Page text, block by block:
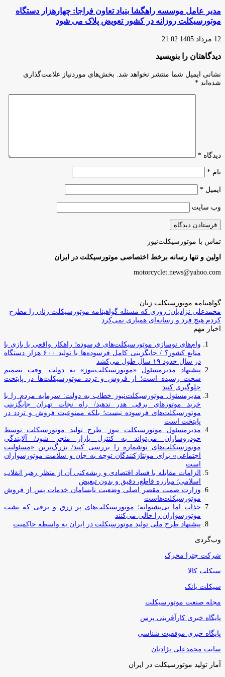
مدیر عامل موسسه راهگشا بنیاد تعاون فراجا: چهارهزار دستگاه
موتورسیکلت روزانه در کشور تعویض پلاک می شود
12 مرداد 1405 21:02
دیدگاهتان را بنویسید
نشانی ایمیل شما منتشر نخواهد شد.
بخش‌های موردنیاز علامت‌گذاری
شده‌اند *
دیدگاه *
نام *
ایمیل *
وب‌ سایت
تماس با موتورسیکلت‌نیوز
اولین و تنها رسانه برخط اختصاصی موتورسیکلت در ایران
motorcyclet.news@yahoo.com
گواهینامه موتورسیکلت زنان
محمدعلی نژادیان: روزی که مسئله گواهینامه موتورسیکلت زنان را مطرح
کردم هیچ فرد و رسانه‌ای همیاری نمی‌کرد
اخبار مهم
وام‌های نوسازی موتورسیکلت‌های فرسوده؛ راهکار واقعی یا بازی با
منابع کشور؟ / جایگزینی کامل فرسوده‌ها با تولید ۶۰۰ هزار دستگاه
در سال حدود ۱۹ سال طول می‌کشد
پیشنهاد مدیرمسئول «موتورسیکلت‌نیوز» به دولت: وقت تصمیم
سخت رسیده است؛ از فروش و تردد موتورسیکلت‌ها در پایتخت
جلوگیری کنید
مدیرمسئول موتورسیکلت‌نیوز خطاب به دولت: سرمایه مردم را با
خرید موتورهای برقی هدر ندهید/ راه نجات تهران جایگزینی
موتورسیکلت‌های فرسوده نیست؛ بلکه ممنوعیت فروش و تردد در
پایتخت است
مدیرمسئول موتورسیکلت نیوز: طرح تولید موتورسیکلت توسط
خودروسازان می‌تواند به کنترل بازار منجر شود/ آلایندگی
موتورسیکلت‌های نوشماره را بررسی کنید/ بزرگ‌ترین «مسئولیت
اجتماعی» برای مونتاژکنندگان توجه به جان و سلامت موتورسواران
است
الزامات مقابله با فساد اقتصادی و ریشه‌کنی آن از منظر رهبر انقلاب
اسلامی؛ مبارزه قاطع، دقیق و بدون تبعیض
وزارت صمت مقصر اصلی وضعیت نابسامان خدمات پس از فروش
موتورسیکلت‌هاست
جذاب اما بی‌پشتوانه؛ موتورسیکلت‌های پر زرق‌ و برقی که پشت
موتورسواران را خالی می‌کنند
پیشنهاد طرح ملی تولید موتورسیکلت در ایران به واسطه حاکمیت
وب‌گردی
شرکت چترا محرک
سیکلت کالا
سیکلت بانک
مجله صنعت موتورسیکلت
پایگاه خبری کارآفرینی پرس
پایگاه خبری موفقیت شناسی
سایت محمدعلی نژادیان
آمار تولید موتورسیکلت در ایران